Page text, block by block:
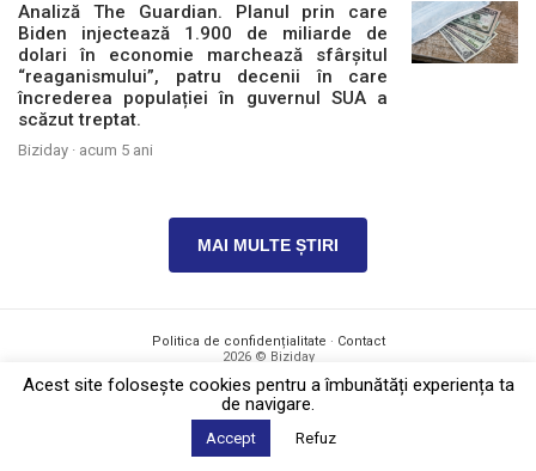
Analiză The Guardian. Planul prin care
Biden injectează 1.900 de miliarde de
dolari în economie marchează sfârșitul
“reaganismului”, patru decenii în care
încrederea populației în guvernul SUA a
scăzut treptat.
Biziday · acum 5 ani
MAI MULTE ȘTIRI
Politica de confidențialitate · Contact
2026 © Biziday
Acest site foloseşte cookies pentru a îmbunătăți experiența ta
de navigare.
Accept Refuz